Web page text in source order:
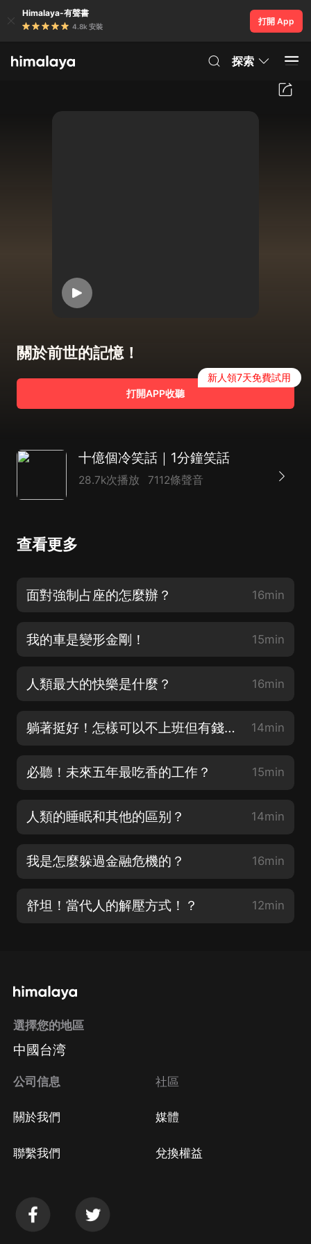
Himalaya-有聲書
4.8k 安裝
打開 App
探索
關於前世的記憶！
打開APP收聽
新人領7天免費試用
十億個冷笑話｜1分鐘笑話
28.7k次播放 7112條聲音
查看更多
面對強制占座的怎麼辦？ 16min
我的車是變形金剛！ 15min
人類最大的快樂是什麼？ 16min
躺著挺好！怎樣可以不上班但有錢花？ 14min
必聽！未來五年最吃香的工作？ 15min
人類的睡眠和其他的區别？ 14min
我是怎麼躲過金融危機的？ 16min
舒坦！當代人的解壓方式！？ 12min
選擇您的地區
中國台湾
公司信息
關於我們
聯繫我們
社區
媒體
兌換權益